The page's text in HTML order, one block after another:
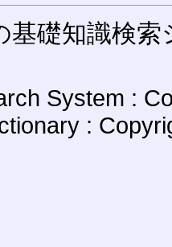
基礎知識検索
System :
: